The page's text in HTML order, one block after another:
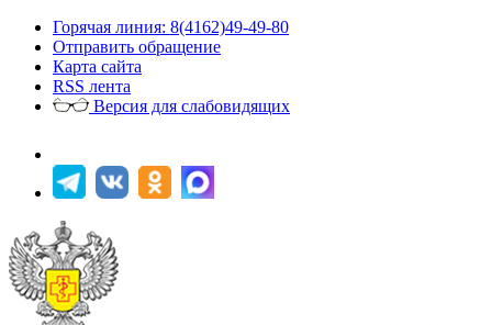
Горячая линия: 8(4162)49-49-80
Отправить обращение
Карта сайта
RSS лента
Версия для слабовидящих